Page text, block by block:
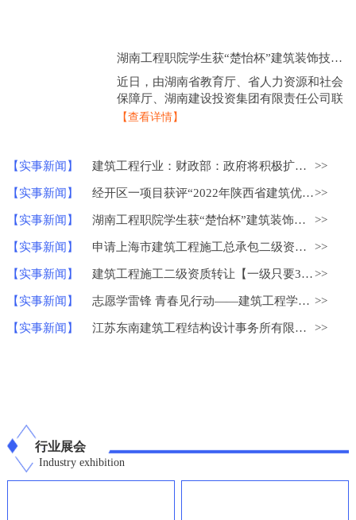
湖南工程职院学生获“楚怡杯”建筑装饰技术应用比赛一等奖
近日，由湖南省教育厅、省人力资源和社会
保障厅、湖南建设投资集团有限责任公司联
合主办的2023年度“楚怡杯”湖南省职业院校
【查看详情】
【实事新闻】 建筑工程行业：财政部：政府将积极扩大重点领域的建设投资 >>
【实事新闻】 经开区一项目获评“2022年陕西省建筑优质结构工程”>>
【实事新闻】 湖南工程职院学生获“楚怡杯”建筑装饰技术应用比赛一等奖 >>
【实事新闻】 申请上海市建筑工程施工总承包二级资质？ >>
【实事新闻】 建筑工程施工二级资质转让【一级只要30W】>>
【实事新闻】 志愿学雷锋 青春见行动——建筑工程学院学雷锋志愿服务系列活动 >>
【实事新闻】 江苏东南建筑工程结构设计事务所有限公司荣获中国勘察设计协会 >>
行业展会
Industry exhibition